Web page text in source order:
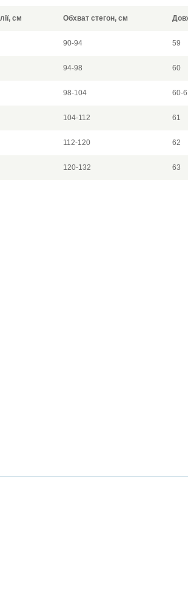
см Обхват стегон, см
90-94 59
94-98 60
98-104 60-
104-112 61
112-120 62
120-132 63